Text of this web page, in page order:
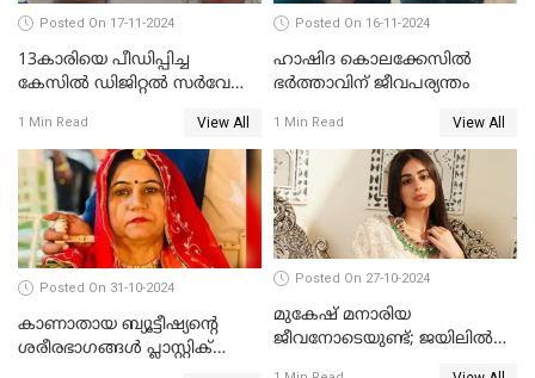
Posted On 17-11-2024
13കാരിയെ പീഡിപ്പിച്ച
കേസില്‍ ഡിജിറ്റല്‍ സര്‍വേ
1 Min Read View All
Posted On 16-11-2024
ഹാഷിദ കൊലക്കേസില്‍
ഭര്‍ത്താവിന് ജീവപര്യന്തം
1 Min Read View All
Posted On 31-10-2024
കാണാതായ ബ്യൂട്ടീഷ്യന്റെ
ശരീരഭാഗങ്ങൾ പ്ലാസ്റ്റിക്
Posted On 27-10-2024
മുകേഷ് മനാരിയ
ജീവനോടെയുണ്ട്; ജയിലിൽ